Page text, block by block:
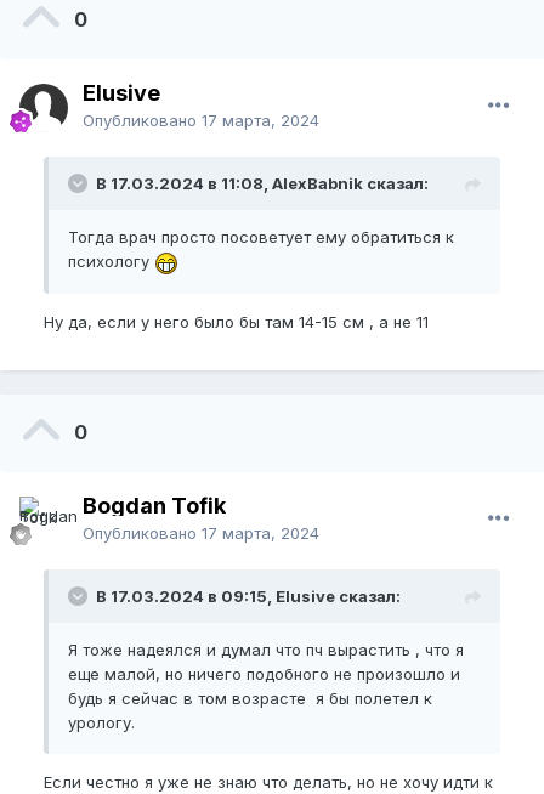
0
Elusive
Опубликовано 17 марта, 2024
В 17.03.2024 в 11:08, AlexBabnik сказал:
Тогда врач просто посоветует ему обратиться к
психологу
Ну да, если у него было бы там 14-15 см , а не 11
0
Bogdan Tofik
Опубликовано 17 марта, 2024
В 17.03.2024 в 09:15, Elusive сказал:
Я тоже надеялся и думал что пч вырастить , что я
еще малой, но ничего подобного не произошло и
будь я сейчас в том возрасте я бы полетел к
урологу.
Если честно я уже не знаю что делать, но не хочу идти к